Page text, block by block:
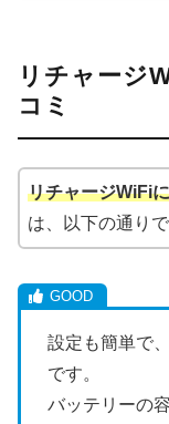
リチャージ
コミ
リチャージWiFi
は、以下の通りで
設定も簡単で
です。
バッテリーの